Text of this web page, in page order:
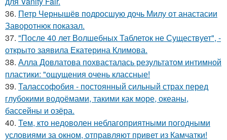
36. Петр Чернышёв подросшую дочь Милу от анастасии
Заворотнюк показал.
37. "После 40 лет Волшебных Таблеток не Существует", -
открыто заявила Екатерина Климова.
38. Алла Довлатова похвасталась результатом интимной
пластики: "ощущения очень классные!
39. Талассофобия - постоянный сильный страх перед
глубокими водоёмами, такими как море, океаны,
бассейны и озёра.
40. Тем, кто недоволен неблагоприятными погодными
условиями за окном, отправляют привет из Камчатки!